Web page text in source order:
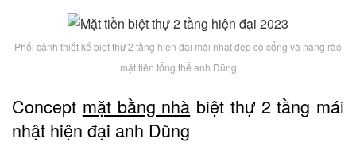
Phối cảnh thiết kế biệt thự 2 tầng hiện đại mái nhật đẹp có cổng và hàng rào
mặt tiền tổng thể anh Dũng
Concept mặt bằng nhà biệt thự 2 tầng mái
nhật hiện đại anh Dũng